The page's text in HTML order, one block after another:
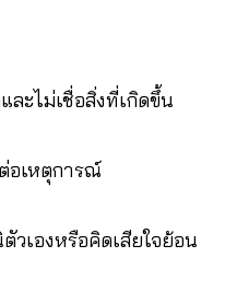
ละไม่เชื่อสิ่งที่เกิดขึ้น
อเหตุการณ์
วเองหรือคิดเสียใจย้อน